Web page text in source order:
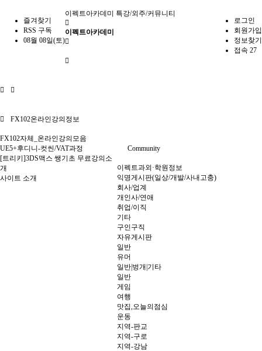
즐겨찾기
RSS 구독
08월 08일(토)
로그인
회원가입
정보찾기
접속 27
이펙트아카데미 특강/외주/커뮤니티
이펙트아카데미
FX102온라인강의정보
FX102자체_온라인강의모음
UE5+후디니-컷씬/VAT과정
[트리키]3DS맥스 쌩기초 무료강의소
개
사이트 소개
Community
이펙트과외·학원정보
익명게시판(일상/개발/사내고충)
회사/업계
개인사/연애
취업/이직
기타
구인구직
자유게시판
일반
유머
일반|벙개|기타
일반
게임
여행
맛집,오늘의점심
운동
지역-판교
지역-구로
지역-강남